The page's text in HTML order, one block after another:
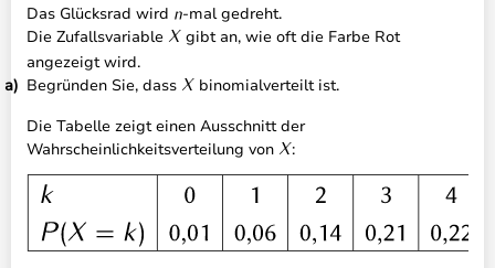
Das Glücksrad wird
-mal gedreht.
Die Zufallsvariable
gibt an, wie oft die Farbe Rot
angezeigt wird.
Begründen Sie, dass
binomialverteilt ist.
Die Tabelle zeigt einen Ausschnitt der
Wahrscheinlichkeitsverteilung von
: